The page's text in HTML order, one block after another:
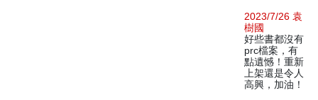
2023/7/26 袁
樹國
好些書都沒有
prc檔案，有
點遺憾！重新
上架還是令人
高興，加油！